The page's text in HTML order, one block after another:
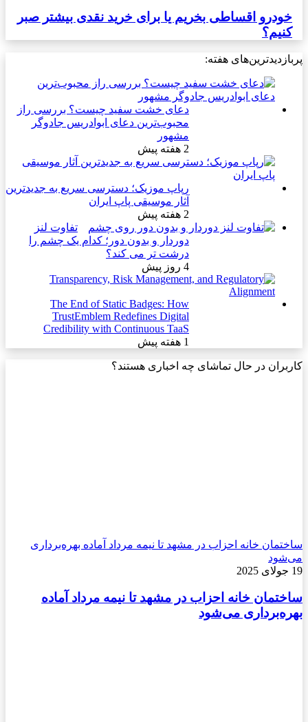
خودرو اقساطی بخریم یا برای خرید نقدی بیشتر صبر
کنیم؟
پربازدیدترین‌های هفته:
دعای خشت سفید چیست؟ بررسی راز
محبوب‌ترین دعای ابوادریس جادوگر
مشهور
2 هفته پیش
رپاپ موزیک؛ دسترسی سریع به جدیدترین
آثار موسیقی پاپ ایران
2 هفته پیش
تفاوت لنز
دوردار و بدون دور؛ کدام یک چشم را
درشت تر می کند؟
4 روز پیش
The End of Static Badges: How
TrustEmblem Redefines Digital
Credibility with Continuous TaaS
1 هفته پیش
کاربران در حال تماشای چه اخباری هستند؟
ساختمان خانه احزاب در مشهد تا نیمه مرداد آماده بهره‌برداری
می‌شود
19 جولای 2025
ساختمان خانه احزاب در مشهد تا نیمه مرداد آماده
بهره‌برداری می‌شود